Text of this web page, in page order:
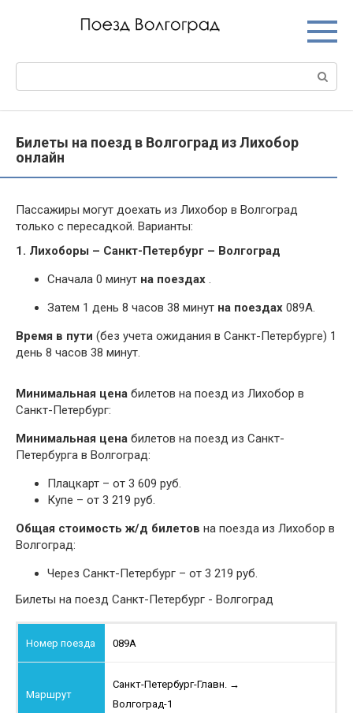
Билеты на поезд в Волгоград из Лихобор
онлайн
Пассажиры могут доехать из Лихобор в Волгоград
только с пересадкой. Варианты:
1. Лихоборы – Санкт-Петербург – Волгоград
Сначала 0 минут на поездах .
Затем 1 день 8 часов 38 минут на поездах 089А.
Время в пути (без учета ожидания в Санкт-Петербурге) 1
день 8 часов 38 минут.
Минимальная цена билетов на поезд из Лихобор в
Санкт-Петербург:
Минимальная цена билетов на поезд из Санкт-
Петербурга в Волгоград:
Плацкарт – от 3 609 руб.
Купе – от 3 219 руб.
Общая стоимость ж/д билетов на поезда из Лихобор в
Волгоград:
Через Санкт-Петербург – от 3 219 руб.
Билеты на поезд Санкт-Петербург - Волгоград
089А
Санкт-Петербург-Главн. →
Волгоград-1